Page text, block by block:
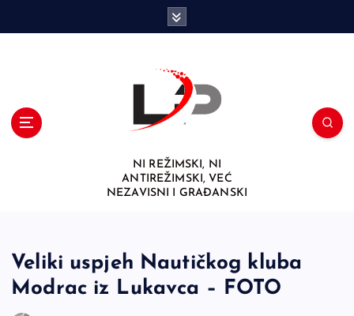
NI REŽIMSKI, NI
ANTIREŽIMSKI, VEĆ
NEZAVISNI I GRAĐANSKI
Veliki uspjeh Nautičkog kluba
Modrac iz Lukavca – FOTO